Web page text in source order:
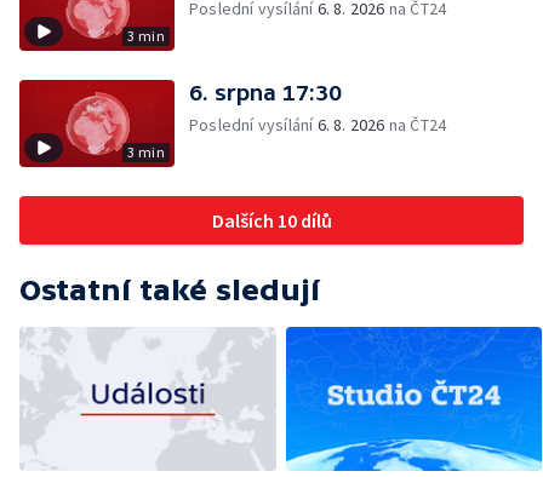
3 min
Poslední vysílání6. 8. 2026 na ČT24
3 min
6. srpna 17:30
Poslední vysílání6. 8. 2026 na ČT24
Dalších 10 dílů
Ostatní také sledují